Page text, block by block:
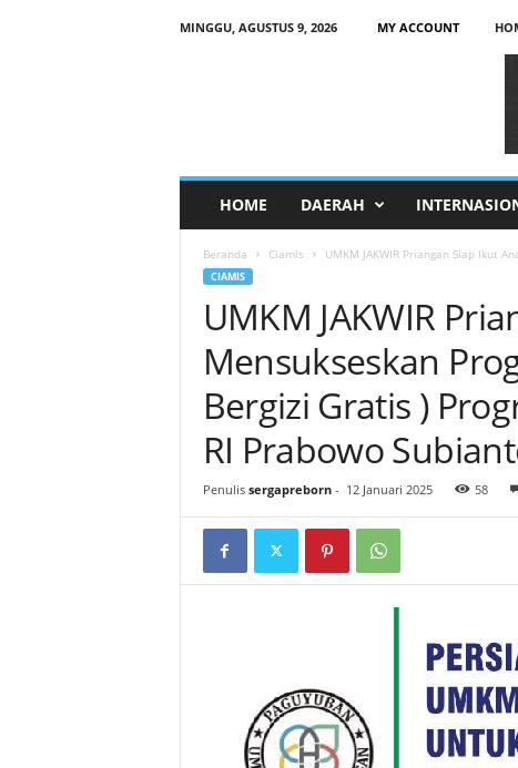
MINGGU, AGUSTUS 9, 2026 MY ACCOUNT
HOME DAERAH
Beranda Ciamis UMKM JAKWIR Priangan Siap Ikut
CIAMIS
UMKM JAKWIR
Mensukseskan
Bergizi Gratis )
RI Prabowo
Penulis sergapreborn- 12 Januari 2025 58